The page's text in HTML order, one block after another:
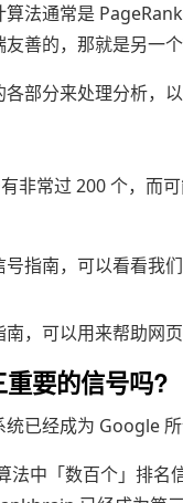
法通常是
善的，那就是另一个
部分来处理分析，
非常过 200 个，而
指南，可以看看我
，可以用来帮助网
要的信号吗?
已经成为 Google
中「数百个」排名